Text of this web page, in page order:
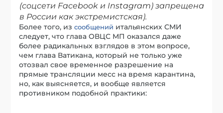
(соцсети Facebook и Instagram) запрещена
в России как экстремистская).
Более того, изсообщений итальянских СМИ
следует, что глава ОВЦС МП оказался даже
более радикальных взглядов в этом вопросе,
чем глава Ватикана, который не только уже
отозвал свое временное разрешение на
прямые трансляции месс на время карантина,
но, как выясняется, и вообще является
противником подобной практики: